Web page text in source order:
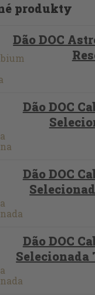
produkty
Dão DOC
Dão DOC
Dão DOC
Dão DOC
Selecionada